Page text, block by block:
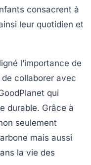
consacrent à
leur quotidien et
l’importance de
collaborer avec
qui
durable. Grâce à
seulement
mais aussi
la vie des